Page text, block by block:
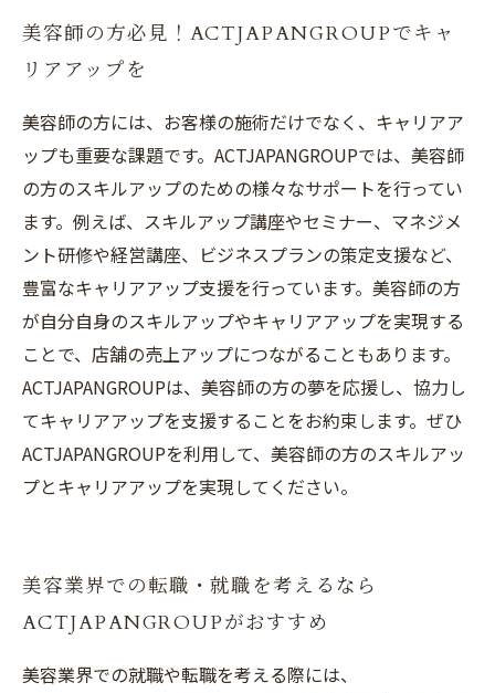
師の技術力・知識を向上させよう
誰もが知る大手企業ACTJAPANGROUPで、安
定・安心な美容師のキャリアを築こう
美容師の方必見！ACTJAPANGROUPでキャ
リアアップを
美容師の方には、お客様の施術だけでなく、キャリアア
ップも重要な課題です。ACTJAPANGROUPでは、美容師
の方のスキルアップのための様々なサポートを行ってい
ます。例えば、スキルアップ講座やセミナー、マネジメ
ント研修や経営講座、ビジネスプランの策定支援など、
豊富なキャリアアップ支援を行っています。美容師の方
が自分自身のスキルアップやキャリアアップを実現する
ことで、店舗の売上アップにつながることもあります。
ACTJAPANGROUPは、美容師の方の夢を応援し、協力し
てキャリアアップを支援することをお約束します。ぜひ
ACTJAPANGROUPを利用して、美容師の方のスキルアッ
プとキャリアアップを実現してください。
美容業界での転職・就職を考えるなら
ACTJAPANGROUPがおすすめ
美容業界での就職や転職を考える際には、